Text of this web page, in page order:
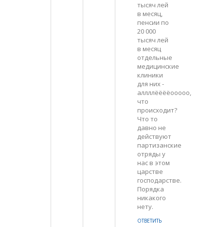
тысяч лей
в месяц,
пенсии по
20 000
тысяч лей
в месяц
отдельные
медицинские
клиники
для них -
аллллёёёёооооо,
что
происходит?
Что то
давно не
действуют
партизанские
отряды у
нас в этом
царстве
господарстве.
Порядка
никакого
нету.
ОТВЕТИТЬ